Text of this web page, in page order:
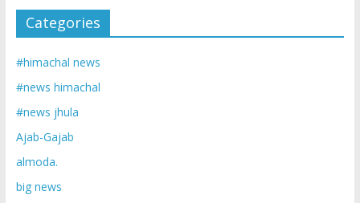
Categories
#himachal news
#news himachal
#news jhula
Ajab-Gajab
almoda.
big news